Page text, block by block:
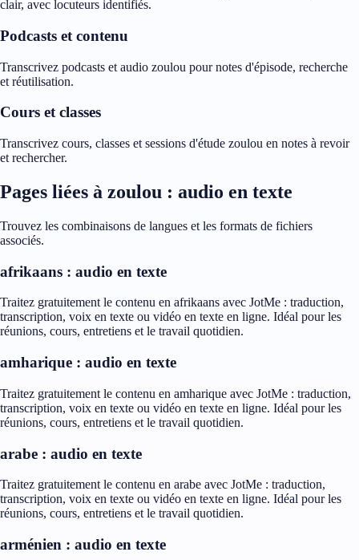
clair, avec locuteurs identifiés.
Podcasts et contenu
Transcrivez podcasts et audio zoulou pour notes d'épisode, recherche
et réutilisation.
Cours et classes
Transcrivez cours, classes et sessions d'étude zoulou en notes à revoir
et rechercher.
Pages liées à zoulou : audio en texte
Trouvez les combinaisons de langues et les formats de fichiers
associés.
afrikaans : audio en texte
Traitez gratuitement le contenu en afrikaans avec JotMe : traduction,
transcription, voix en texte ou vidéo en texte en ligne. Idéal pour les
réunions, cours, entretiens et le travail quotidien.
amharique : audio en texte
Traitez gratuitement le contenu en amharique avec JotMe : traduction,
transcription, voix en texte ou vidéo en texte en ligne. Idéal pour les
réunions, cours, entretiens et le travail quotidien.
arabe : audio en texte
Traitez gratuitement le contenu en arabe avec JotMe : traduction,
transcription, voix en texte ou vidéo en texte en ligne. Idéal pour les
réunions, cours, entretiens et le travail quotidien.
arménien : audio en texte